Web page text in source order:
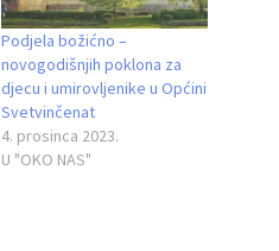
Podjela božićno –
novogodišnjih poklona za
djecu i umirovljenike u Općini
Svetvinčenat
4. prosinca 2023.
U "OKO NAS"